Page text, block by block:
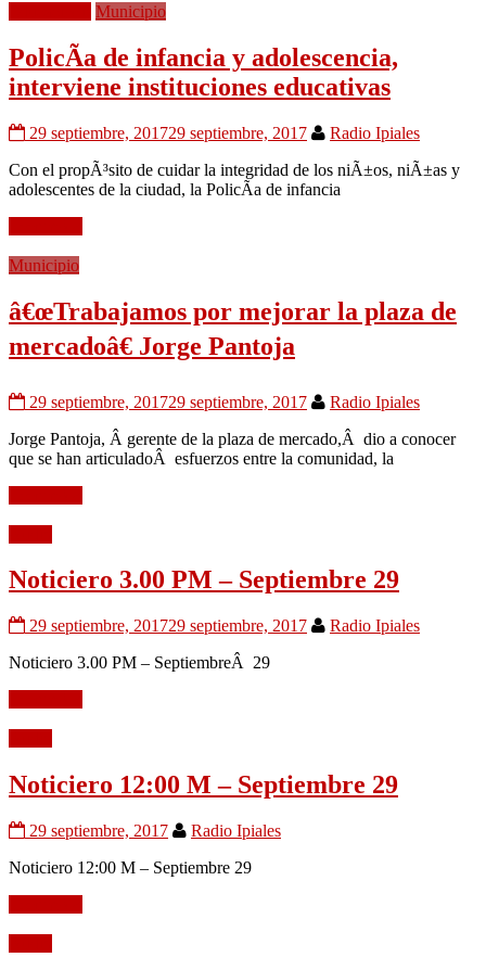
Municipio
PolicÃ­a de infancia y adolescencia,
interviene instituciones educativas
29 septiembre, 201729 septiembre, 2017
Radio Ipiales
Con el propÃ³sito de cuidar la integridad de los niÃ±os, niÃ±as y
adolescentes de la ciudad, la PolicÃ­a de infancia
Municipio
â€œTrabajamos por mejorar la plaza de
mercadoâ€ Jorge Pantoja
29 septiembre, 201729 septiembre, 2017
Radio Ipiales
Jorge Pantoja, Â gerente de la plaza de mercado,Â dio a conocer
que se han articuladoÂ esfuerzos entre la comunidad, la
Noticiero 3.00 PM – Septiembre 29
29 septiembre, 201729 septiembre, 2017
Radio Ipiales
Noticiero 3.00 PM – SeptiembreÂ 29
Noticiero 12:00 M – Septiembre 29
29 septiembre, 2017
Radio Ipiales
Noticiero 12:00 M – Septiembre 29